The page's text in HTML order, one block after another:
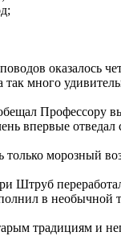
оказалось
много
Профессору
впервые
морозный
в
традициям и